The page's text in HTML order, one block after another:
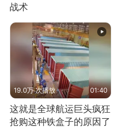
战术
19.0万 次播放 01:40
这就是全球航运巨头疯狂
抢购这种铁盒子的原因了